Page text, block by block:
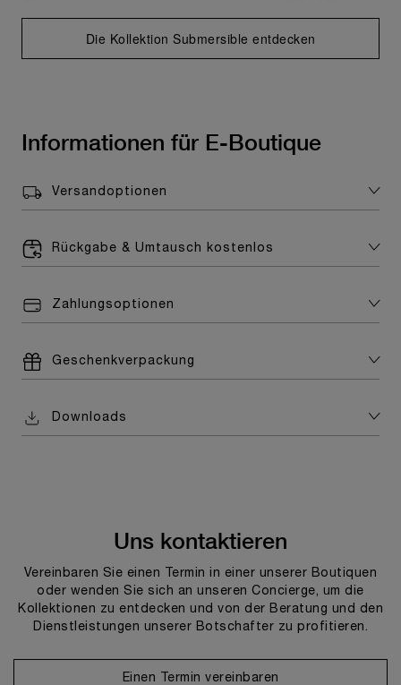
Die Kollektion Submersible entdecken
Informationen für E-Boutique
Versandoptionen
Rückgabe & Umtausch kostenlos
Zahlungsoptionen
Geschenkverpackung
Downloads
Uns kontaktieren
Vereinbaren Sie einen Termin in einer unserer Boutiquen
oder wenden Sie sich an unseren Concierge, um die
Kollektionen zu entdecken und von der Beratung und den
Dienstleistungen unserer Botschafter zu profitieren.
Einen Termin vereinbaren